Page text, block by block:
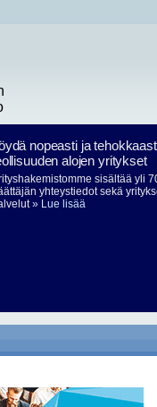
nopeasti ja
alojen yritykset
sisältää yli
yhteystiedot sekä
» Lue lisää